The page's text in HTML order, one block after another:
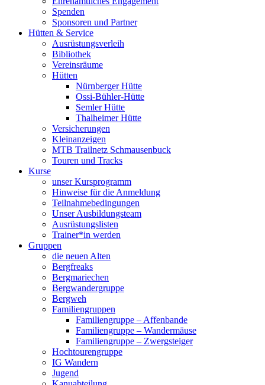
Spenden
Sponsoren und Partner
Hütten & Service
Ausrüstungsverleih
Bibliothek
Vereinsräume
Hütten
Nürnberger Hütte
Ossi-Bühler-Hütte
Semler Hütte
Thalheimer Hütte
Versicherungen
Kleinanzeigen
MTB Trailnetz Schmausenbuck
Touren und Tracks
Kurse
unser Kursprogramm
Hinweise für die Anmeldung
Teilnahmebedingungen
Unser Ausbildungsteam
Ausrüstungslisten
Trainer*in werden
Gruppen
die neuen Alten
Bergfreaks
Bergmariechen
Bergwandergruppe
Bergweh
Familiengruppen
Familiengruppe – Affenbande
Familiengruppe – Wandermäuse
Familiengruppe – Zwergsteiger
Hochtourengruppe
IG Wandern
Jugend